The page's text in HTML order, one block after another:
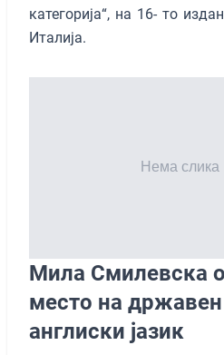
категорија“, на 16- то
Италија.
Мила Смилевска
место на
англиски јазик